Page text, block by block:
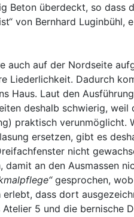
Beton überdeckt, so
von Bernhard
auch auf der Nordseite
Liederlichkeit. Dadurch
Haus. Laut den
deshalb schwierig,
praktisch
ersetzen, gibt es
nicht
damit an den Ausmassen
gesprochen,
dass dort
5 und die bernische